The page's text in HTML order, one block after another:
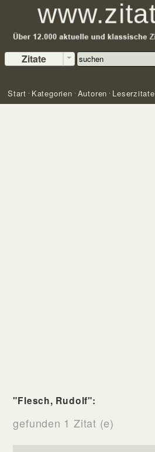
Zitate
Start Kategorien Autoren Leserzitate
"Flesch, Rudolf":
gefunden 1 Zitat (e)